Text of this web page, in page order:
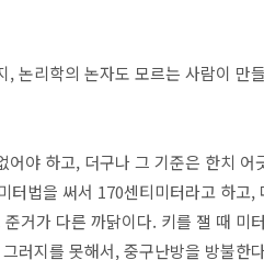
논리학의 논자도 모르는 사람이 만
야 하고, 더구나 그 기준은 한치 어
터법을 써서 170센티미터라고 하고,
거가 다른 까닭이다. 키를 잴 때 미
러지를 못해서, 중구난방을 방불한